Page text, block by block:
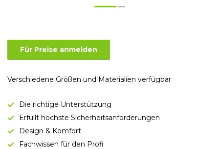
Für Preise anmelden
Verschiedene Größen und Materialien verfügbar
Die richtige Unterstützung
Erfüllt höchste Sicherheitsanforderungen
Design & Komfort
Fachwissen für den Profi